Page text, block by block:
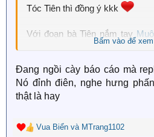
Tóc Tiên thì đồng ý kkk
Với đoạn bà Tiên nắm tay
Bấm vào để
Đang ngồi cày báo cáo mà
Nó đỉnh điên, nghe hưng
thật là hay
R
Vua Biển và MTrang1102